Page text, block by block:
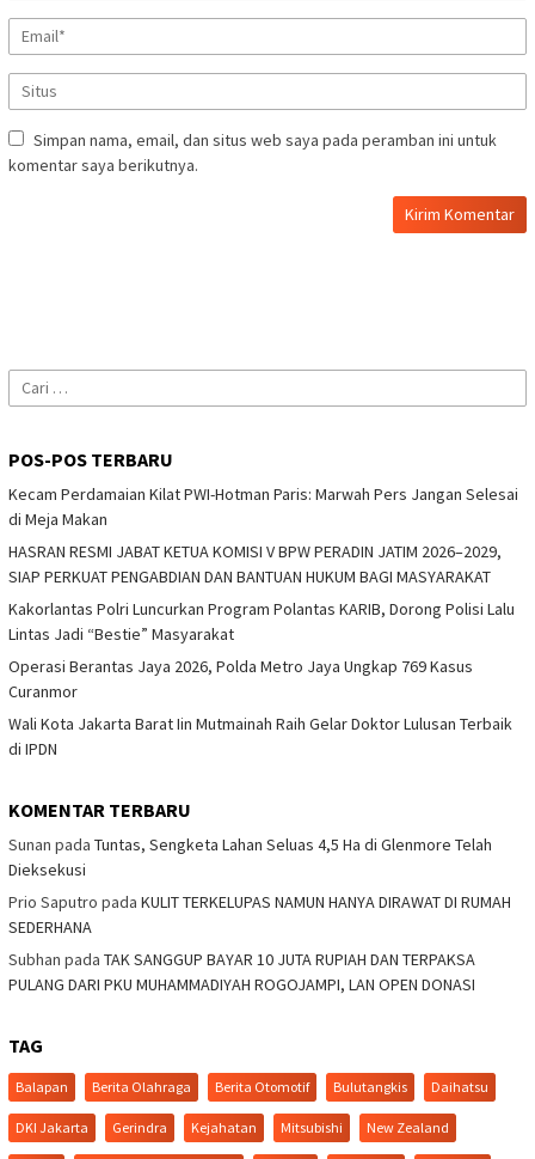
Simpan nama, email, dan situs web saya pada peramban ini untuk
komentar saya berikutnya.
Cari
untuk:
POS-POS TERBARU
Kecam Perdamaian Kilat PWI-Hotman Paris: Marwah Pers Jangan Selesai
di Meja Makan
HASRAN RESMI JABAT KETUA KOMISI V BPW PERADIN JATIM 2026–2029,
SIAP PERKUAT PENGABDIAN DAN BANTUAN HUKUM BAGI MASYARAKAT
Kakorlantas Polri Luncurkan Program Polantas KARIB, Dorong Polisi Lalu
Lintas Jadi “Bestie” Masyarakat
Operasi Berantas Jaya 2026, Polda Metro Jaya Ungkap 769 Kasus
Curanmor
Wali Kota Jakarta Barat Iin Mutmainah Raih Gelar Doktor Lulusan Terbaik
di IPDN
KOMENTAR TERBARU
Sunan pada Tuntas, Sengketa Lahan Seluas 4,5 Ha di Glenmore Telah
Dieksekusi
Prio Saputro pada KULIT TERKELUPAS NAMUN HANYA DIRAWAT DI RUMAH
SEDERHANA
Subhan pada TAK SANGGUP BAYAR 10 JUTA RUPIAH DAN TERPAKSA
PULANG DARI PKU MUHAMMADIYAH ROGOJAMPI, LAN OPEN DONASI
TAG
Balapan Berita Olahraga Berita Otomotif Bulutangkis Daihatsu
DKI Jakarta Gerindra Kejahatan Mitsubishi New Zealand